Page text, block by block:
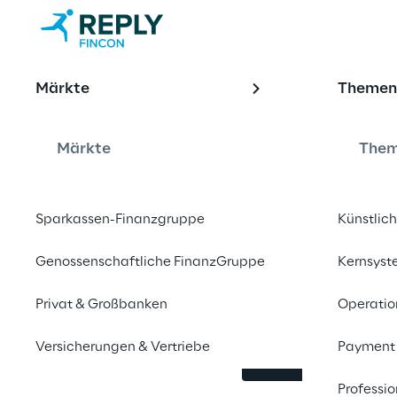
Märkte
Märkte
Sparkassen-Finanzgruppe
Genossenschaftliche FinanzGruppe
Privat & Großbanken
Versicherungen & Vertriebe
Themen
Payment
Augmented
bessere
Augmented Testing
Analyse bis zum
Menschen, die